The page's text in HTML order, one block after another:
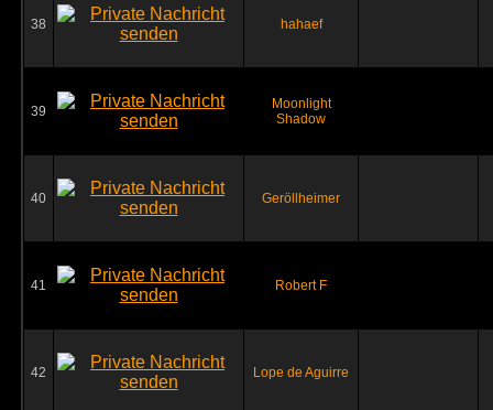
38 hahaef
39
Moonlight
Shadow
40 Geröllheimer
41 Robert F
42 Lope de Aguirre